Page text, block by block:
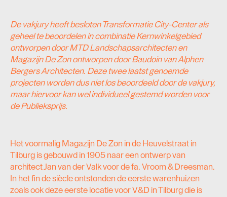
De vakjury heeft besloten Transformatie City-Center als
geheel te beoordelen in combinatie Kernwinkelgebied
ontworpen door MTD Landschapsarchitecten en
Magazijn De Zon ontworpen door Baudoin van Alphen
Bergers Architecten. Deze twee laatst genoemde
projecten worden dus niet los beoordeeld door de vakjury,
maar hiervoor kan wel individueel gestemd worden voor
de Publieksprijs.
Het voormalig Magazijn De Zon in de Heuvelstraat in
Tilburg is gebouwd in 1905 naar een ontwerp van
architect Jan van der Valk voor de fa. Vroom & Dreesman.
In het fin de siècle ontstonden de eerste warenhuizen
zoals ook deze eerste locatie voor V&D in Tilburg die is